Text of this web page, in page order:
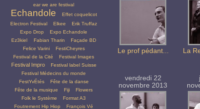
ear we are festival
Echandole
Effet coquelicot
Electron Festival
Elkee
Erik Truffaz
Expo Drop
Expo Echandole
Ez3kiel
Fabian Tharin
Façade BD
Felice Varini
FestiCheyres
Festival de la Cité
Festival Images
Festival Impro
Festival label Suisse
Festival Médecins du monde
FestYvÉtés
Fête de la danse
Fête de la musique
Fiji
Flowers
Folk le Système
Format A3
Foutrement Hip Hiop
François Vé
Le prof pédant... La
vendredi 22
novembre 2013